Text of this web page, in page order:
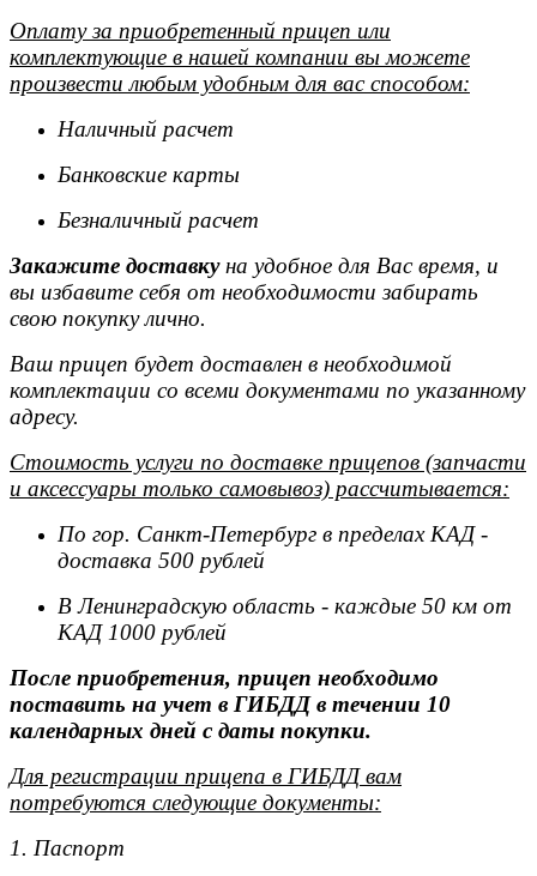
Оплату за приобретенный прицеп или
комплектующие в нашей компании вы можете
произвести любым удобным для вас способом:
Наличный расчет
Банковские карты
Безналичный расчет
Закажите доставкуна удобное для Вас время, и
вы избавите себя от необходимости забирать
свою покупку лично.
Ваш прицеп будет доставлен в необходимой
комплектации со всеми документами по указанному
адресу.
Стоимость услуги по доставке прицепов (запчасти
и аксессуары только самовывоз) рассчитывается:
По гор. Санкт-Петербург в пределах КАД -
доставка 500 рублей
В Ленинградскую область - каждые 50 км от
КАД 1000 рублей
После приобретения, прицеп необходимо
поставить на учет в ГИБДД в течении 10
календарных дней с даты покупки.
Для регистрации прицепа в ГИБДД вам
потребуются следующие документы:
1. Паспорт